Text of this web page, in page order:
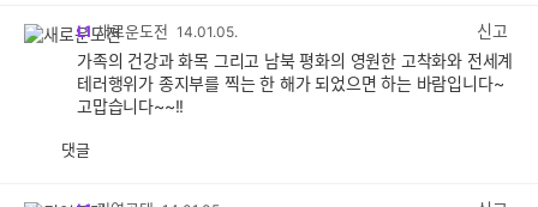
L1 새로운도전 14.01.05.
신고
가족의 건강과 화목 그리고 남북 평화의 영원한 고착화와 전세계
테러행위가 종지부를 찍는 한 해가 되었으면 하는 바람입니다~
고맙습니다~~!!
댓글